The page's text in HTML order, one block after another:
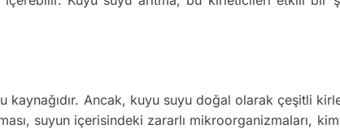
Ancak, kuyu suyu doğal olarak çeşitli
suyun içerisindeki zararlı mikroorganizmaları,